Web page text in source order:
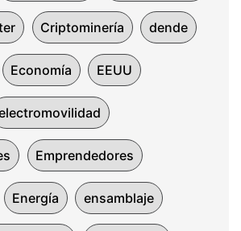
Criptominería dende
Economía EEUU
Emprendedores
Energía ensamblaje